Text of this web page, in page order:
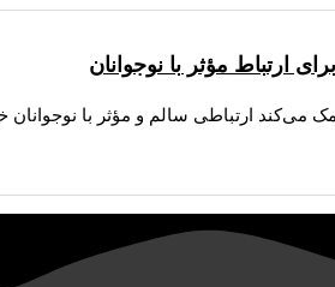
ارتباط مؤثر با نوجوانان
می‌کند ارتباطی سالم و مؤثر با نوجوانان